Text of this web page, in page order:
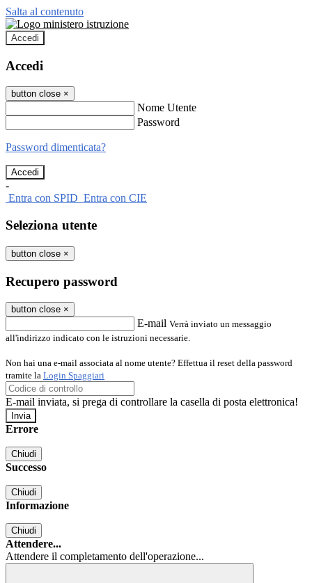
Salta al contenuto
Accedi
Accedi
button close ×
Nome Utente
Password
Password dimenticata?
-
Entra con SPID Entra con CIE
Seleziona utente
button close ×
Recupero password
button close ×
E-mail Verrà inviato un messaggio
all'indirizzo indicato con le istruzioni necessarie.
Non hai una e-mail associata al nome utente? Effettua il reset della password
tramite la Login Spaggiari
E-mail inviata, si prega di controllare la casella di posta elettronica!
Errore
Chiudi
Successo
Chiudi
Informazione
Chiudi
Attendere...
Attendere il completamento dell'operazione...